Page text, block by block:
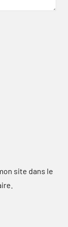
site dans le